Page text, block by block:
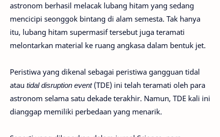
astronom berhasil melacak lubang hitam yang sedang
mencicipi seonggok bintang di alam semesta. Tak hanya
itu, lubang hitam supermasif tersebut juga teramati
melontarkan material ke ruang angkasa dalam bentuk jet.
Peristiwa yang dikenal sebagai peristiwa gangguan tidal
atau tidal disruption event(TDE) ini telah teramati oleh para
astronom selama satu dekade terakhir. Namun, TDE kali ini
dianggap memiliki perbedaan yang menarik.